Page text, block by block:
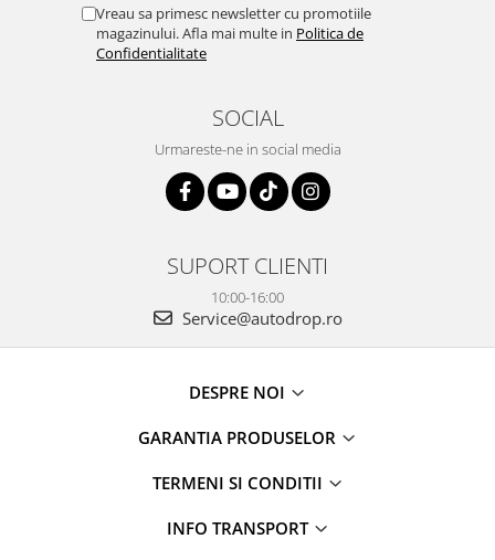
Vreau sa primesc newsletter cu promotiile
magazinului. Afla mai multe in Politica de
Confidentialitate
SOCIAL
Urmareste-ne in social media
SUPORT CLIENTI
10:00-16:00
Service@autodrop.ro
DESPRE NOI
GARANTIA PRODUSELOR
TERMENI SI CONDITII
INFO TRANSPORT